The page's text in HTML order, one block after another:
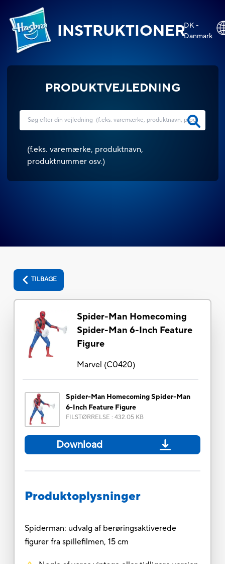
INSTRUKTIONERDK -
Danmark
PRODUKTVEJLEDNING
(f.eks. varemærke, produktnavn,
produktnummer osv.)
TILBAGE
Spider-Man Homecoming
Spider-Man 6-Inch Feature
Figure
Marvel (C0420)
Spider-Man Homecoming Spider-Man
6-Inch Feature Figure
FILSTØRRELSE : 432.05 KB
Download
Produktoplysninger
Spiderman: udvalg af berøringsaktiverede
figurer fra spillefilmen, 15 cm